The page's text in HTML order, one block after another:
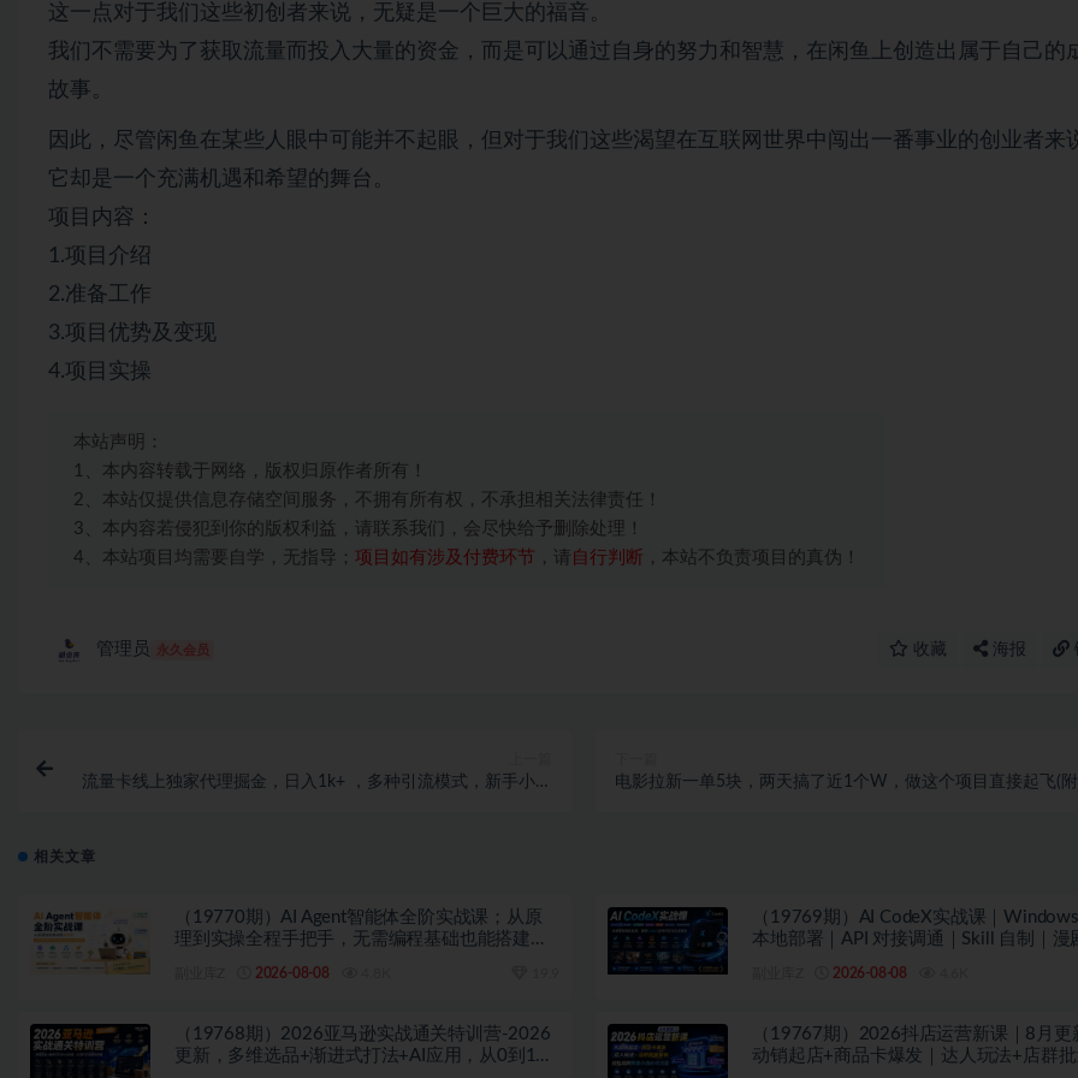
这一点对于我们这些初创者来说，无疑是一个巨大的福音。
我们不需要为了获取流量而投入大量的资金，而是可以通过自身的努力和智慧，在闲鱼上创造出属于自己的
故事。
因此，尽管闲鱼在某些人眼中可能并不起眼，但对于我们这些渴望在互联网世界中闯出一番事业的创业者来
它却是一个充满机遇和希望的舞台。
项目内容：
1.项目介绍
2.准备工作
3.项目优势及变现
4.项目实操
本站声明：
1、本内容转载于网络，版权归原作者所有！
2、本站仅提供信息存储空间服务，不拥有所有权，不承担相关法律责任！
3、本内容若侵犯到你的版权利益，请联系我们，会尽快给予删除处理！
4、本站项目均需要自学，无指导； 项目如有涉及付费环节 ，请 自行判断 ，本站不负责项目的真伪！
管理员 永久会员 收藏 海报
流量卡线上独家代理掘金，日入1k+ ，多种引流模式，新手小白
电影拉新一单5块，两天搞了近1个W，做这个项目直接起飞(附
相关文章
（19770期）AI Agent智能体全阶实战课；从原
理到实操全程手把手，无需编程基础也能搭建自
2026-08-08
（19769期）AI CodeX实战课｜Windows/Mac
本地部署｜API 对接调通｜Skill 自制｜漫
2026-08-08
（19768期）2026亚马逊实战通关特训营-2026
更新，多维选品+渐进式打法+AI应用，从0到1打
（19767期）2026抖店运营新课｜8月更
动销起店+商品卡爆发｜达人玩法+店群批